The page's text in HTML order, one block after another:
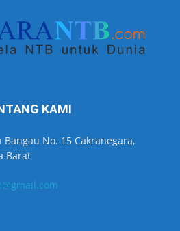
KAMI
Bangau No. 15 Cakranegara,
Barat